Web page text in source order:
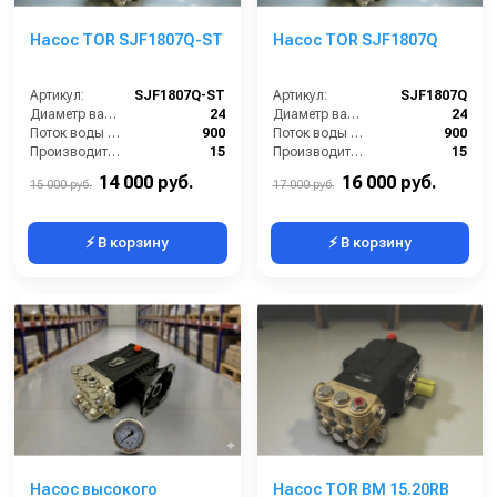
Насос TOR SJF1807Q-ST
Артикул:
SJF1807Q-ST
Диаметр вала (мм):
24
Поток воды (л/час):
900
Производительность (л/мин):
15
15 000 руб. 14 000 руб.
⚡ В корзину
Насос TOR SJF1807Q
Артикул:
SJF1807Q
Диаметр вала (мм):
24
Поток воды (л/час):
900
Производительность (л/мин):
15
17 000 руб. 16 000 руб.
⚡ В корзину
Насос высокого
Насос TOR BM 15.20RB